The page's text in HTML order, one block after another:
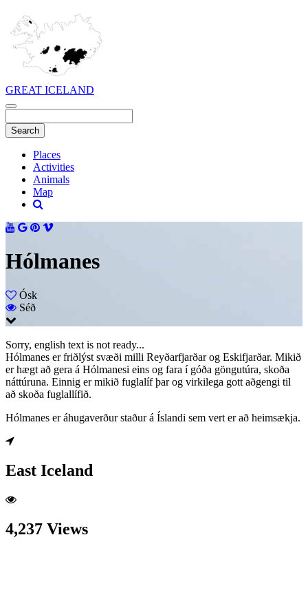
GREAT ICELAND
Places
Activities
Animals
Map
Hólmanes
Ósk
Séð
Sorry, english text is not ready...
Hólmanes er friðlýst svæði milli Reyðarfjarðar og Eskifjarðar. Mikið
er hægt að gera á Hólmanesi eins og fara í góða göngutúra, skoða
náttúruna. Einnig er mikið fuglalíf þar og virkilega gott aðgengi til
að skoða fuglallífið.
Hólmanes er áhugaverður staður á Íslandi sem vert er að heimsækja.
East Iceland
4,237 Views